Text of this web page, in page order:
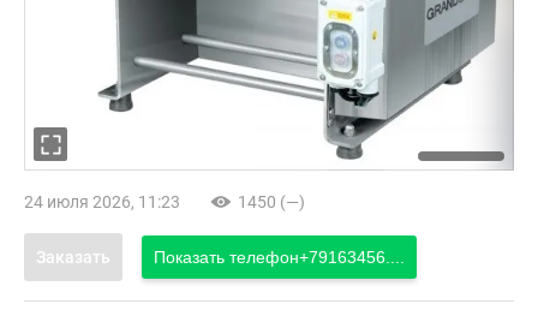
24 июля 2026, 11:23 1450 (—)
Заказать Показать телефон+79163456....